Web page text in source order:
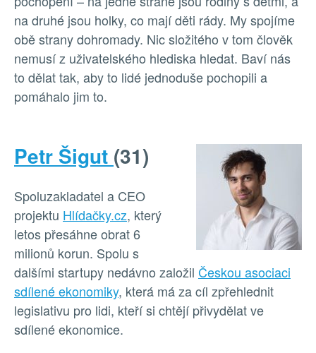
na druhé jsou holky, co mají děti rády. My spojíme
obě strany dohromady. Nic složitého v tom člověk
nemusí z uživatelského hlediska hledat. Baví nás
to dělat tak, aby to lidé jednoduše pochopili a
pomáhalo jim to.
Petr Šigut (31)
Spoluzakladatel a CEO
projektu Hlídačky.cz, který
letos přesáhne obrat 6
milionů korun. Spolu s
dalšími startupy nedávno založil Českou asociaci
sdílené ekonomiky, která má za cíl zpřehlednit
legislativu pro lidi, kteří si chtějí přivydělat ve
sdílené ekonomice.